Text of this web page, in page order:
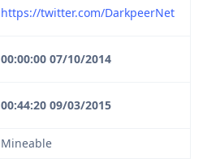
https://twitter.com/DarkpeerNet
00:00:00 07/10/2014
00:44:20 09/03/2015
Mineable